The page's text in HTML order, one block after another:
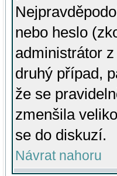
nebo heslo
administrátor
druhý případ,
že se
zmenšila
se do diskuzí.
Návrat nahoru